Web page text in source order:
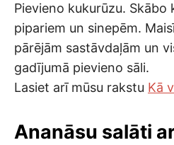
Pievieno kukurūzu. Skābo
pipariem un sinepēm.
pārējām sastāvdaļām un
gadījumā pievieno sāli.
Lasiet arī mūsu rakstu Kā
Ananāsu salāti